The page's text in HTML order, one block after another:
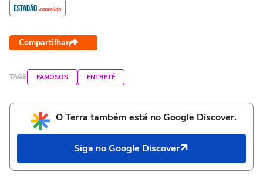
Compartilhar
TAGS FAMOSOS ENTRETÊ
O Terra também está no Google Discover.
Siga no Google Discover